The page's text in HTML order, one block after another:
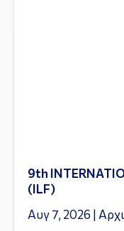
9th
(ILF)
Αυγ 7, 2026 |